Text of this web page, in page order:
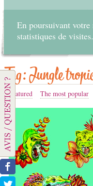
En poursuivant
statistiques de visites.
Tag: Jungle
Featured The most popular